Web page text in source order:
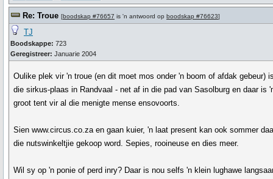
Re: Troue [boodskap #76657 is 'n antwoord op boodskap #76623]
TJ
Boodskappe: 723
Geregistreer: Januarie 2004
Oulike plek vir 'n troue (en dit moet mos onder 'n boom of afdak gebeur) is
die sirkus-plaas in Randvaal - net af in die pad van Sasolburg en daar is
groot tent vir al die menigte mense ensovoorts.
Sien www.circus.co.za en gaan kuier, 'n laat present kan ook sommer
die nutswinkeltjie gekoop word. Sepies, rooineuse en dies meer.
Wil sy op 'n ponie of perd inry? Daar is nou selfs 'n klein lughawe